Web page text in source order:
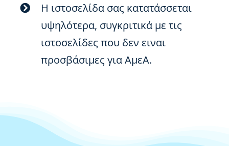
Η ιστοσελίδα σας κατατάσσεται
υψηλότερα, συγκριτικά με τις
ιστοσελίδες που δεν ειναι
προσβάσιμες για ΑμεΑ.